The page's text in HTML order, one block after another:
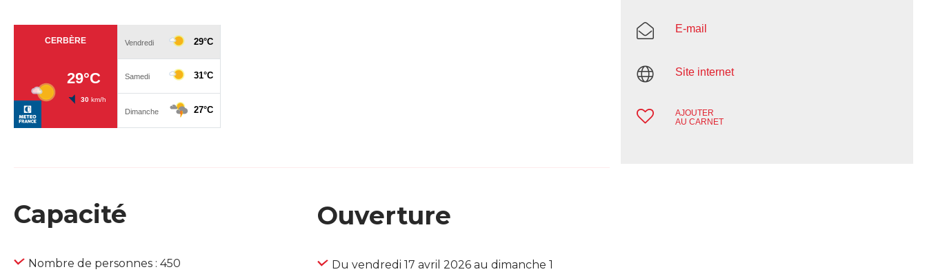
Capacité
Nombre de personnes : 450
Ouverture
Du vendredi 17 avril 2026 au dimanche 1
E-mail
Site internet
AJOUTER
AU CARNET